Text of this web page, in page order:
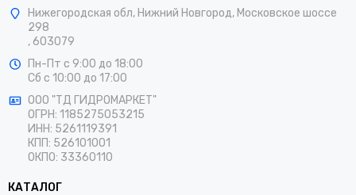
Нижегородская обл, Нижний Новгород, Московское шоссе
298
, 603079
Пн-Пт с 9:00 до 18:00
Сб с 10:00 до 17:00
ООО "ТД ГИДРОМАРКЕТ"
ОГРН: 1185275053215
ИНН: 5261119391
КПП: 526101001
ОКПО: 33360110
КАТАЛОГ